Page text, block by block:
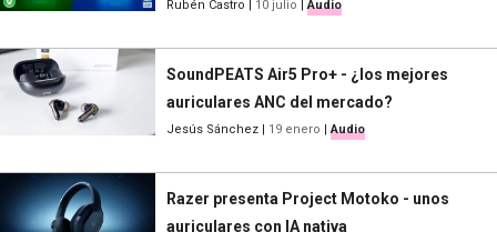
Rubén Castro | 10 julio | Audio
SoundPEATS Air5 Pro+ - ¿los mejores
auriculares ANC del mercado?
Jesús Sánchez | 19 enero | Audio
Razer presenta Project Motoko - unos
auriculares con IA nativa